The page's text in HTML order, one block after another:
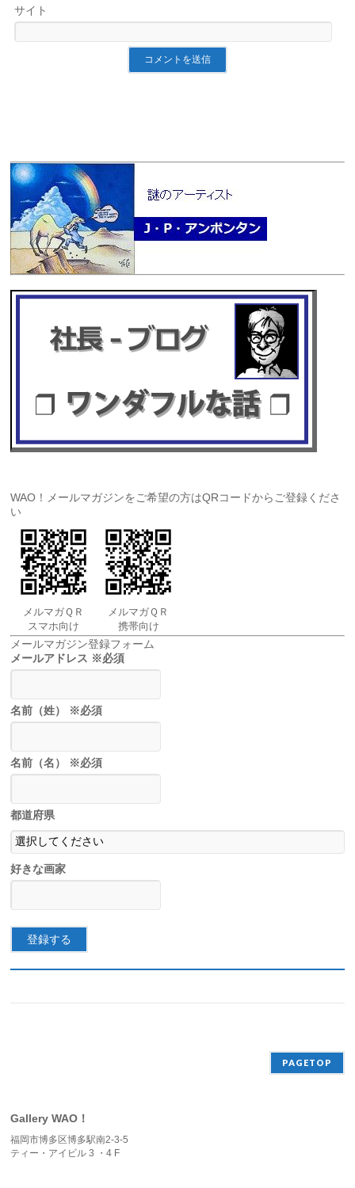
サイト
WAO！メールマガジンをご希望の方はQRコードからご登録くださ
い
メルマガＱＲ
スマホ向け
メルマガＱＲ
携帯向け
メールマガジン登録フォーム
メールアドレス ※必須
名前（姓） ※必須
名前（名） ※必須
都道府県
好きな画家
PAGETOP
Gallery WAO！
福岡市博多区博多駅南2-3-5
ティー・アイビル 3 ・4 F